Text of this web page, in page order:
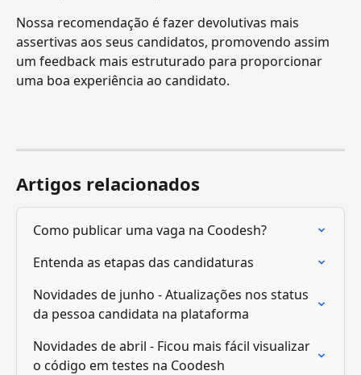
Nossa recomendação é fazer devolutivas mais
assertivas aos seus candidatos, promovendo assim
um feedback mais estruturado para proporcionar
uma boa experiência ao candidato.
Artigos relacionados
Como publicar uma vaga na Coodesh?
Entenda as etapas das candidaturas
Novidades de junho - Atualizações nos status
da pessoa candidata na plataforma
Novidades de abril - Ficou mais fácil visualizar
o código em testes na Coodesh